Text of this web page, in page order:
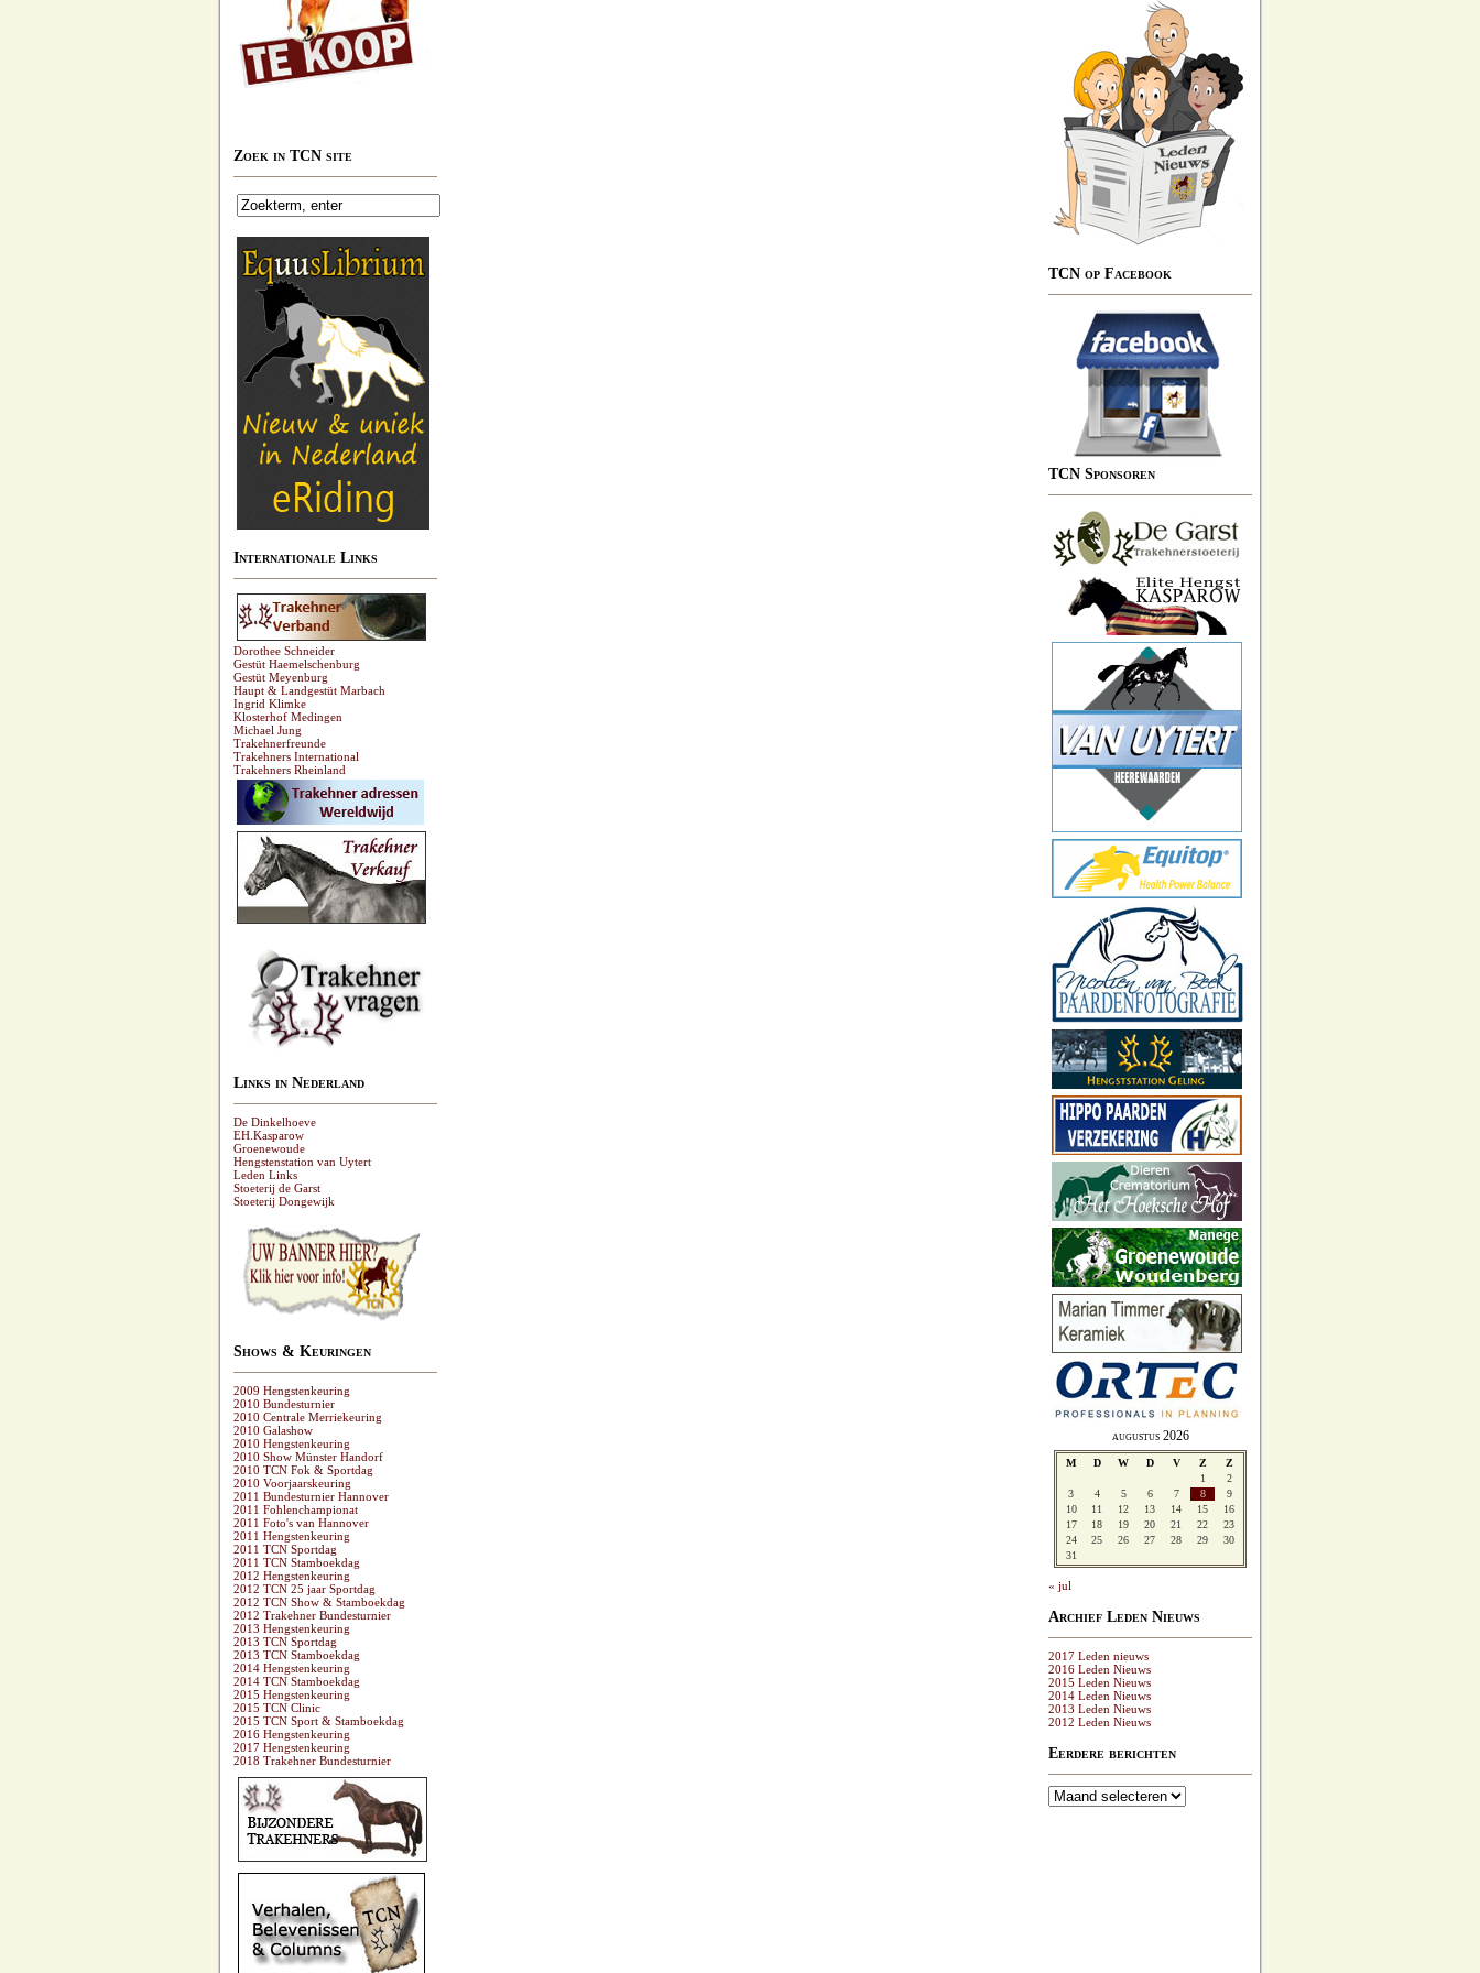
Zoek in TCN site
Internationale Links
Dorothee Schneider
Gestüt Haemelschenburg
Gestüt Meyenburg
Haupt & Landgestüt Marbach
Ingrid Klimke
Klosterhof Medingen
Michael Jung
Trakehnerfreunde
Trakehners International
Trakehners Rheinland
Links in Nederland
De Dinkelhoeve
EH.Kasparow
Groenewoude
Hengstenstation van Uytert
Leden Links
Stoeterij de Garst
Stoeterij Dongewijk
Shows & Keuringen
2009 Hengstenkeuring
2010 Bundesturnier
2010 Centrale Merriekeuring
2010 Galashow
2010 Hengstenkeuring
2010 Show Münster Handorf
2010 TCN Fok & Sportdag
2010 Voorjaarskeuring
2011 Bundesturnier Hannover
2011 Fohlenchampionat
2011 Foto's van Hannover
2011 Hengstenkeuring
2011 TCN Sportdag
2011 TCN Stamboekdag
2012 Hengstenkeuring
2012 TCN 25 jaar Sportdag
2012 TCN Show & Stamboekdag
2012 Trakehner Bundesturnier
2013 Hengstenkeuring
2013 TCN Sportdag
2013 TCN Stamboekdag
2014 Hengstenkeuring
2014 TCN Stamboekdag
2015 Hengstenkeuring
2015 TCN Clinic
2015 TCN Sport & Stamboekdag
2016 Hengstenkeuring
2017 Hengstenkeuring
2018 Trakehner Bundesturnier
TCN op Facebook
TCN Sponsoren
augustus 2026
M D W D V Z
Z
1
2
3
4 5 6 7 8
9
10
11 12 13 14 15
16
17
18 19 20 21 22
23
24
25 26 27 28 29
30
31
« jul
Archief Leden Nieuws
2017 Leden nieuws
2016 Leden Nieuws
2015 Leden Nieuws
2014 Leden Nieuws
2013 Leden Nieuws
2012 Leden Nieuws
Eerdere berichten
Eerdere
berichten